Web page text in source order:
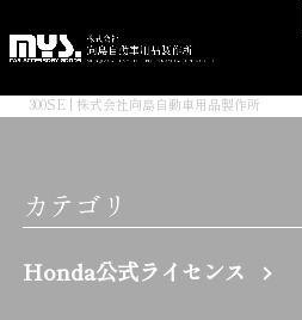
300SE | 株式会社向島自動車用品製作所
カテゴリ
Honda公式ライセンス